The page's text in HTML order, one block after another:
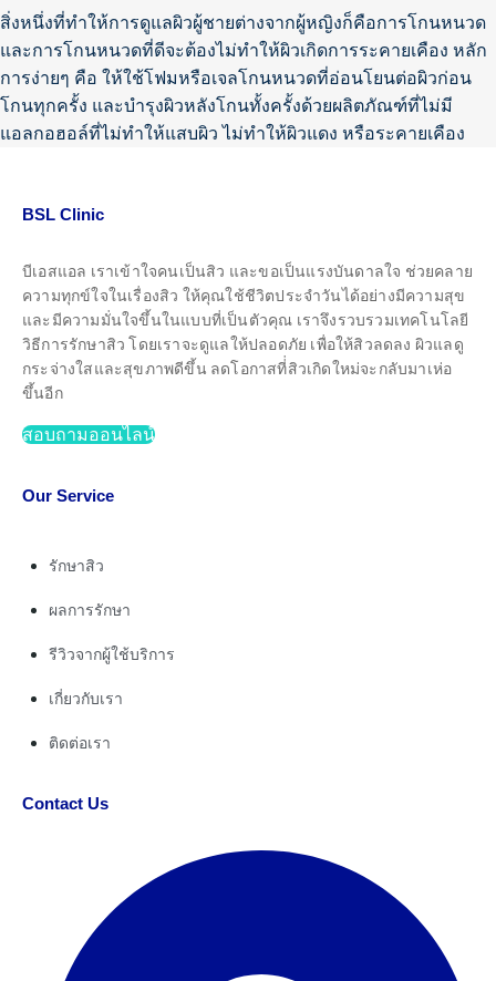
สิ่งหนึ่งที่ทำให้การดูแลผิวผู้ชายต่างจากผู้หญิงก็คือการโกนหนวด
และการโกนหนวดที่ดีจะต้องไม่ทำให้ผิวเกิดการระคายเคือง หลัก
การง่ายๆ คือ ให้ใช้โฟมหรือเจลโกนหนวดที่อ่อนโยนต่อผิวก่อน
โกนทุกครั้ง และบำรุงผิวหลังโกนทั้งครั้งด้วยผลิตภัณฑ์ที่ไม่มี
แอลกอฮอล์ที่ไม่ทำให้แสบผิว ไม่ทำให้ผิวแดง หรือระคายเคือง
BSL Clinic
บีเอสแอล เราเข้าใจคนเป็นสิว และขอเป็นแรงบันดาลใจ ช่วยคลาย
ความทุกข์ใจในเรื่องสิว ให้คุณใช้ชีวิตประจำวันได้อย่างมีความสุข
และมีความมั่นใจขึ้นในแบบที่เป็นตัวคุณ เราจึงรวบรวมเทคโนโลยี
วิธีการรักษาสิว โดยเราจะดูแลให้ปลอดภัย เพื่อให้สิวลดลง ผิวแลดู
กระจ่างใสและสุขภาพดีขึ้น ลดโอกาสที่่สิวเกิดใหม่จะกลับมาเห่อ
ขึ้นอีก
สอบถามออนไลน์
Our Service
รักษาสิว
ผลการรักษา
รีวิวจากผู้ใช้บริการ
เกี่ยวกับเรา
ติดต่อเรา
Contact Us